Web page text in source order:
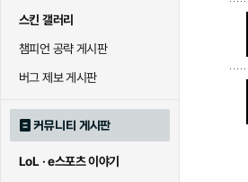
스킨 갤러리
챔피언 공략 게시판
버그 제보 게시판
커뮤니티 게시판
LoL · e스포츠 이야기